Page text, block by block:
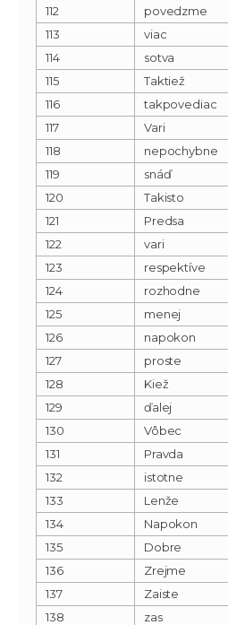
112
povedzme
113
viac
114
sotva
115
Taktiež
116
takpovediac
117
Vari
118
nepochybne
119
snáď
120
Takisto
121
Predsa
122
vari
123
respektíve
124
rozhodne
125
menej
126
napokon
127
proste
128
Kiež
129
ďalej
130
Vôbec
131
Pravda
132
istotne
133
Lenže
134
Napokon
135
Dobre
136
Zrejme
137
Zaiste
138
zas